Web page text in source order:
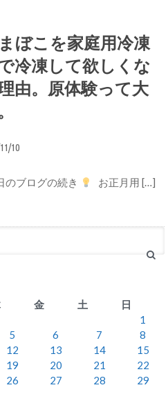
ぼこを家庭用冷凍
冷凍して欲しくな
由。原体験って大
10
のブログの続き お正月用 […]
金 土
日
1
5 6 7
8
12 13 14
15
19 20 21
22
26 27 28
29